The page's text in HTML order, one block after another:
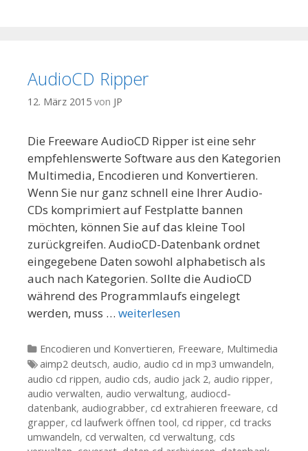
AudioCD Ripper
12. März 2015 von JP
Die Freeware AudioCD Ripper ist eine sehr
empfehlenswerte Software aus den Kategorien
Multimedia, Encodieren und Konvertieren.
Wenn Sie nur ganz schnell eine Ihrer Audio-
CDs komprimiert auf Festplatte bannen
möchten, können Sie auf das kleine Tool
zurückgreifen. AudioCD-Datenbank ordnet
eingegebene Daten sowohl alphabetisch als
auch nach Kategorien. Sollte die AudioCD
während des Programmlaufs eingelegt
werden, muss … weiterlesen
Kategorien
Encodieren und Konvertieren, Freeware, Multimedia
Tags
aimp2 deutsch, audio, audio cd in mp3 umwandeln,
audio cd rippen, audio cds, audio jack 2, audio ripper,
audio verwalten, audio verwaltung, audiocd-
datenbank, audiograbber, cd extrahieren freeware, cd
grapper, cd laufwerk öffnen tool, cd ripper, cd tracks
umwandeln, cd verwalten, cd verwaltung, cds